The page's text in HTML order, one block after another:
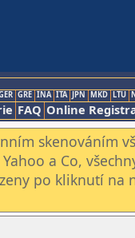
GRE INA ITA JPN MKD LTU
FAQ Online
skenováním
a Co,
po kliknutí na